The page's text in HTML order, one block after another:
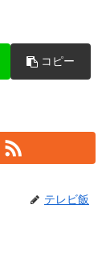
コピー
テレビ飯